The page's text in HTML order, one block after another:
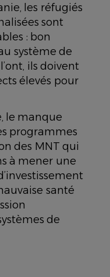
les réfugiés
sont
: bon
système de
ils doivent
élevés pour
le manque
programmes
des MNT qui
à mener une
santé
de